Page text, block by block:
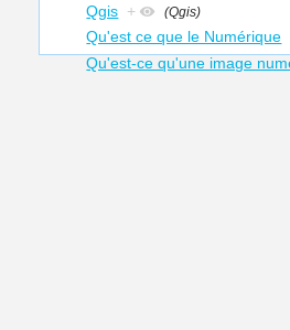
Qgis + (Qgis)
Qu'est ce que le Numérique
Qu'est-ce qu'une image